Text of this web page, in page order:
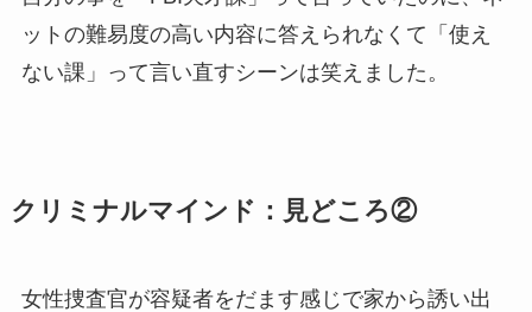
ットの難易度の高い内容に答えられなくて「使え
ない課」って言い直すシーンは笑えました。
クリミナルマインド ：見どころ②
女性捜査官が容疑者をだます感じで家から誘い出